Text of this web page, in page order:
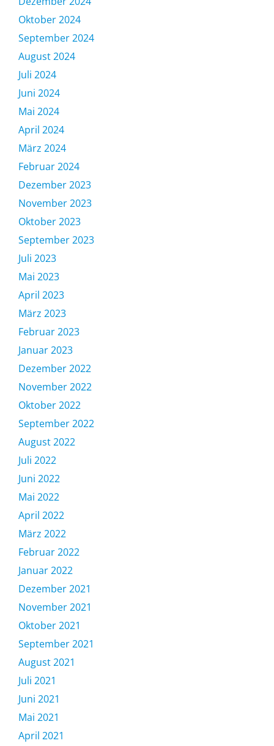
Oktober 2024
September 2024
August 2024
Juli 2024
Juni 2024
Mai 2024
April 2024
März 2024
Februar 2024
Dezember 2023
November 2023
Oktober 2023
September 2023
Juli 2023
Mai 2023
April 2023
März 2023
Februar 2023
Januar 2023
Dezember 2022
November 2022
Oktober 2022
September 2022
August 2022
Juli 2022
Juni 2022
Mai 2022
April 2022
März 2022
Februar 2022
Januar 2022
Dezember 2021
November 2021
Oktober 2021
September 2021
August 2021
Juli 2021
Juni 2021
Mai 2021
April 2021